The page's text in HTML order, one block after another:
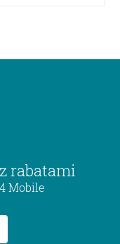
z rabatami
Mobile